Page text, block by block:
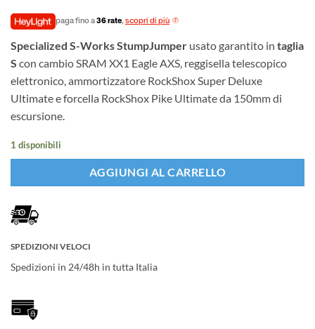
paga fino a36 rate, scopri di più
Specialized S-Works StumpJumper usato garantito in taglia
S con cambio SRAM XX1 Eagle AXS, reggisella telescopico
elettronico, ammortizzatore RockShox Super Deluxe
Ultimate e forcella RockShox Pike Ultimate da 150mm di
escursione.
1 disponibili
AGGIUNGI AL CARRELLO
SPEDIZIONI VELOCI
Spedizioni in 24/48h in tutta Italia